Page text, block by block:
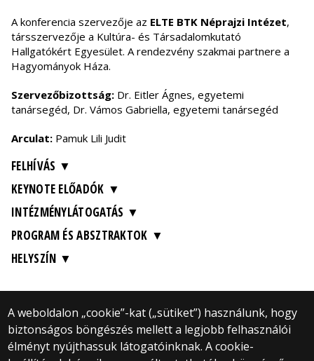
A konferencia szervezője az ELTE BTK Néprajzi Intézet,
társszervezője a Kultúra- és Társadalomkutató
Hallgatókért Egyesület. A rendezvény szakmai partnere a
Hagyományok Háza.
Szervezőbizottság: Dr. Eitler Ágnes, egyetemi
tanársegéd, Dr. Vámos Gabriella, egyetemi tanársegéd
Arculat: Pamuk Lili Judit
FELHÍVÁS
KEYNOTE ELŐADÓK
INTÉZMÉNYLÁTOGATÁS
PROGRAM ÉS ABSZTRAKTOK
HELYSZÍN
A weboldalon „cookie”-kat („sütiket”) használunk, hogy
biztonságos böngészés mellett a legjobb felhasználói
élményt nyújthassuk látogatóinknak. A cookie-
© 2025 Eötvös Loránd Tudományegyetem
Minden jog fenntartva.